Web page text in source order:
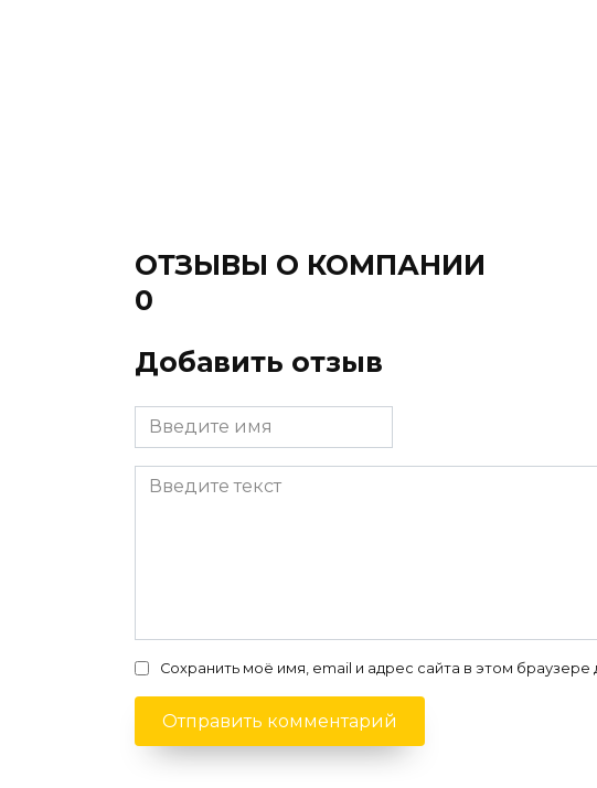
ОТЗЫВЫ О КОМПАНИИ
0
Добавить отзыв
Сохранить моё имя, email и адрес сайта в этом